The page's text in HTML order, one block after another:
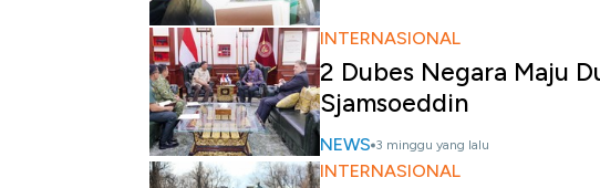
INTERNASIONAL
2 Dubes Negara Maju
Sjamsoeddin
NEWS 3 minggu yang lalu
INTERNASIONAL